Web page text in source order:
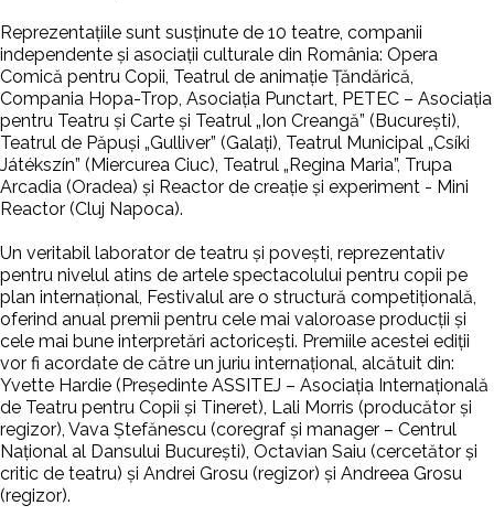
Reprezentațiile sunt susținute de 10 teatre, companii
independente și asociații culturale din România: Opera
Comică pentru Copii, Teatrul de animație Țăndărică,
Compania Hopa-Trop, Asociația Punctart, PETEC – Asociația
pentru Teatru și Carte și Teatrul „Ion Creangă” (București),
Teatrul de Păpuşi „Gulliver” (Galați), Teatrul Municipal „Csíki
Játékszín” (Miercurea Ciuc), Teatrul „Regina Maria”, Trupa
Arcadia (Oradea) și Reactor de creație și experiment - Mini
Reactor (Cluj Napoca).
Un veritabil laborator de teatru și povești, reprezentativ
pentru nivelul atins de artele spectacolului pentru copii pe
plan internațional, Festivalul are o structură competițională,
oferind anual premii pentru cele mai valoroase producții și
cele mai bune interpretări actoricești. Premiile acestei ediții
vor fi acordate de către un juriu internațional, alcătuit din:
Yvette Hardie (Președinte ASSITEJ – Asociația Internațională
de Teatru pentru Copii și Tineret), Lali Morris (producător și
regizor), Vava Ștefănescu (coregraf și manager – Centrul
Național al Dansului București), Octavian Saiu (cercetător și
critic de teatru) și Andrei Grosu (regizor) și Andreea Grosu
(regizor).